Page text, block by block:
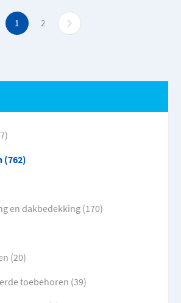
1 2
(762)
en dakbedekking (170)
(20)
toebehoren (39)